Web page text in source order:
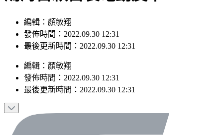
編輯：顏敏翔
發佈時間：2022.09.30 12:31
最後更新時間：2022.09.30 12:31
編輯 ： 顏敏翔
發佈時間： 2022.09.30 12:31
最後更新時間： 2022.09.30 12:31